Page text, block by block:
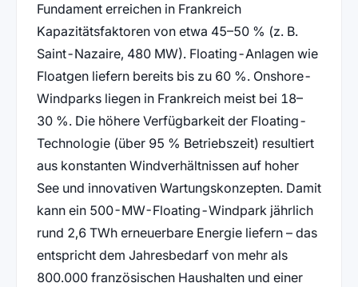
Fundament erreichen in Frankreich
Kapazitätsfaktoren von etwa 45–50 % (z. B.
Saint-Nazaire, 480 MW). Floating-Anlagen wie
Floatgen liefern bereits bis zu 60 %. Onshore-
Windparks liegen in Frankreich meist bei 18–
30 %. Die höhere Verfügbarkeit der Floating-
Technologie (über 95 % Betriebszeit) resultiert
aus konstanten Windverhältnissen auf hoher
See und innovativen Wartungskonzepten. Damit
kann ein 500-MW-Floating-Windpark jährlich
rund 2,6 TWh erneuerbare Energie liefern – das
entspricht dem Jahresbedarf von mehr als
800.000 französischen Haushalten und einer